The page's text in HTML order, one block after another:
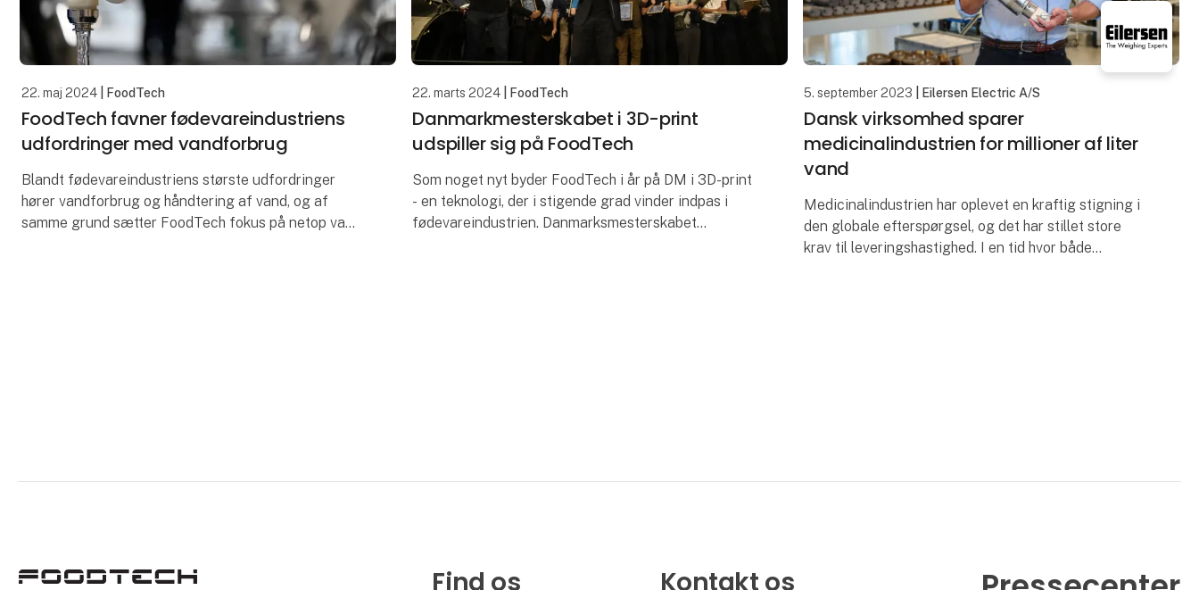
22. maj 2024| FoodTech
FoodTech favner fødevareindustriens
udfordringer med vandforbrug
Blandt fødevareindustriens største udfordringer
hører vandforbrug og håndtering af vand, og af
samme grund sætter FoodTech fokus på netop vand
22. marts 2024 | FoodTech
Danmarkmesterskabet i 3D-print
udspiller sig på FoodTech
Som noget nyt byder FoodTech i år på DM i 3D-print
- en teknologi, der i stigende grad vinder indpas i
fødevareindustrien. Danmarksmesterskabet
5. september 2023 | Eilersen Electric A/S
Dansk virksomhed sparer
medicinalindustrien for millioner af liter
vand
Medicinalindustrien har oplevet en kraftig stigning i
den globale efterspørgsel, og det har stillet store
krav til leveringshastighed. I en tid hvor både
Find os Kontakt os